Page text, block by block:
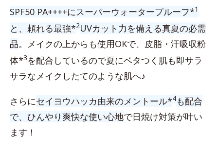
SPF50 PA++++にスーパーウォータープルーフ*1
と、頼れる最強*2UVカット力を備える真夏の必需
品。メイクの上からも使用OKで、皮脂・汗吸収粉
体*3を配合しているので夏にベタつく肌も即サラ
サラなメイクしたてのような肌へ♪
さらにセイヨウハッカ由来のメントール*4も配合
で、ひんやり爽快な使い心地で日焼け対策が叶い
ます！